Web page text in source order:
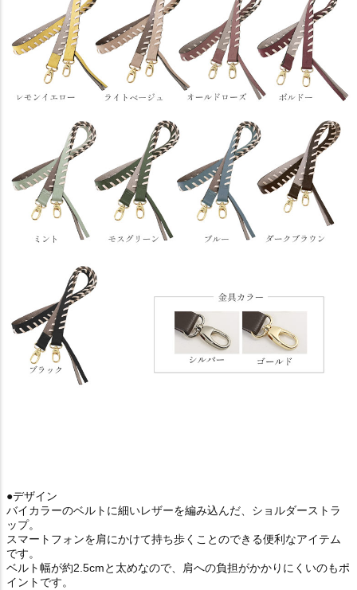
●デザイン
バイカラーのベルトに細いレザーを編み込んだ、ショルダーストラ
ップ。
スマートフォンを肩にかけて持ち歩くことのできる便利なアイテム
です。
ベルト幅が約2.5cmと太めなので、肩への負担がかかりにくいのもポ
イントです。